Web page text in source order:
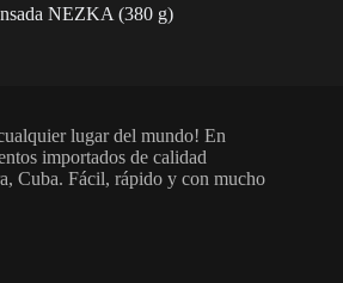
NEZKA (380 g)
lugar del mundo! En
importados de calidad
Cuba. Fácil, rápido y con mucho